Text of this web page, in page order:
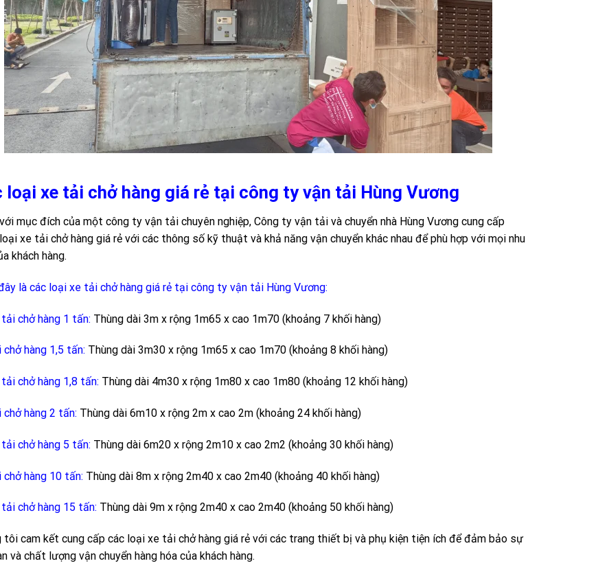
loại xe tải chở hàng giá rẻ tại công ty vận tải Hùng Vương
mục đích của một công ty vận tải chuyên nghiệp, Công ty vận tải và chuyển nhà Hùng Vương cung cấp
xe tải chở hàng giá rẻ với các thông số kỹ thuật và khả năng vận chuyển khác nhau để phù hợp với mọi nhu
khách hàng.
là các loại xe tải chở hàng giá rẻ tại công ty vận tải Hùng Vương:
chở hàng 1 tấn: Thùng dài 3m x rộng 1m65 x cao 1m70 (khoảng 7 khối hàng)
hàng 1,5 tấn: Thùng dài 3m30 x rộng 1m65 x cao 1m70 (khoảng 8 khối hàng)
chở hàng 1,8 tấn: Thùng dài 4m30 x rộng 1m80 x cao 1m80 (khoảng 12 khối hàng)
hàng 2 tấn: Thùng dài 6m10 x rộng 2m x cao 2m (khoảng 24 khối hàng)
chở hàng 5 tấn: Thùng dài 6m20 x rộng 2m10 x cao 2m2 (khoảng 30 khối hàng)
hàng 10 tấn: Thùng dài 8m x rộng 2m40 x cao 2m40 (khoảng 40 khối hàng)
chở hàng 15 tấn: Thùng dài 9m x rộng 2m40 x cao 2m40 (khoảng 50 khối hàng)
tôi cam kết cung cấp các loại xe tải chở hàng giá rẻ với các trang thiết bị và phụ kiện tiện ích để đảm bảo sự
và chất lượng vận chuyển hàng hóa của khách hàng.